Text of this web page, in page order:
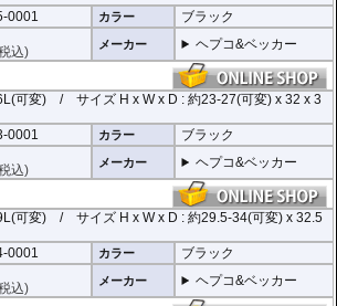
0001 カラー ブラック
込) メーカー ヘプコ&ベッカー
可変) / サイズ H x W x D : 約23-27(可変) x 32 x 3
0001 カラー ブラック
込) メーカー ヘプコ&ベッカー
可変) / サイズ H x W x D : 約29.5-34(可変) x 32.5
0001 カラー ブラック
込) メーカー ヘプコ&ベッカー